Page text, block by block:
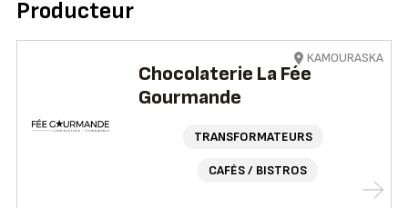
Producteur
Chocolaterie La Fée
Gourmande
TRANSFORMATEURS
CAFÉS / BISTROS
KAMOURASKA